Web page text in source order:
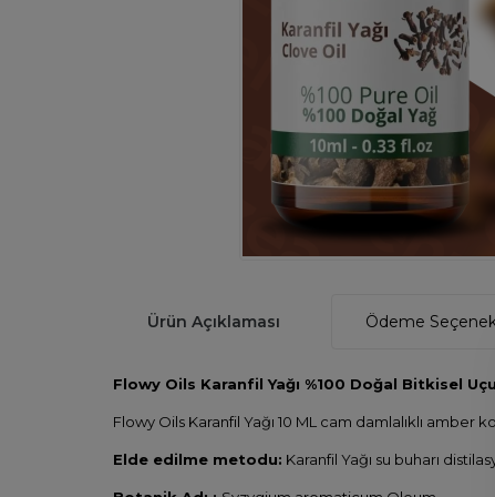
Ürün Açıklaması Ödeme
Flowy Oils Karanfil Yağı %100 Doğal Bitkisel
Flowy Oils Karanfil Yağı 10 ML cam damlalıklı amber
Elde edilme metodu: Karanfil Yağı su buharı